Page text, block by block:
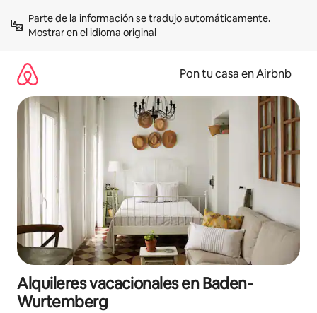
contenidoMostrar en el idioma original
Pon tu casa en Airbnb
Alquileres vacacionales en Baden-
Wurtemberg